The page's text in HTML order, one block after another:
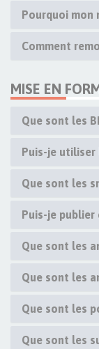
Pourquoi mon
Comment
MISE EN
Que sont les
Puis-je utiliser
Que sont les
Puis-je publier
Que sont les
Que sont les
Que sont les
Que sont les